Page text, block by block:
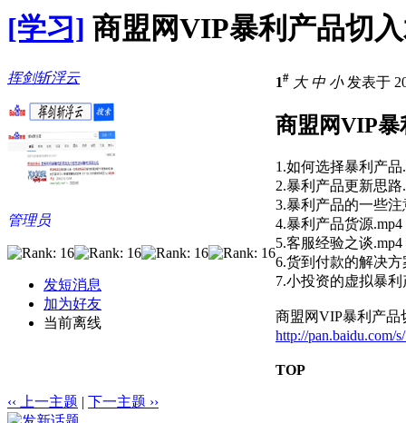
[学习] 商盟网VIP暴利产品切
挥剑斩浮云
管理员
发短消息
加为好友
当前离线
1# 大 中 小发表于
商盟网VIP暴
1.如何选择暴利产品
2.暴利产品更新思路
3.暴利产品的一些注
4.暴利产品货源.mp4
5.客服经验之谈.mp4
6.货到付款的解决方
7.小投资的虚拟暴利
商盟网VIP暴利产品
http://pan.baidu.com/
TOP
‹‹ 上一主题 | 下一主题 ››